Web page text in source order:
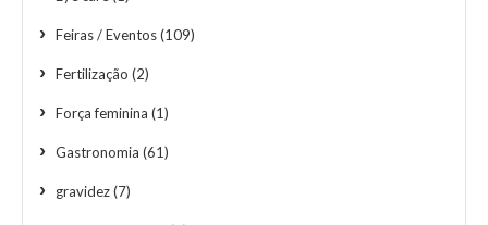
Feiras / Eventos(109)
Fertilização (2)
Força feminina (1)
Gastronomia (61)
gravidez(7)